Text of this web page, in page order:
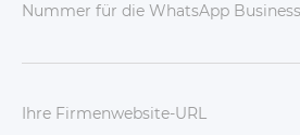
Nummer für die WhatsApp
Ihre Firmenwebsite-URL